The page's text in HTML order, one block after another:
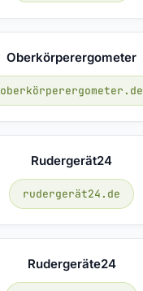
Oberkörperergometer
oberkörperergometer.de
Rudergerät24
rudergerät24.de
Rudergeräte24